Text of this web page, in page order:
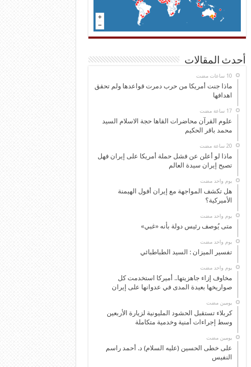
أحدث المقالات
ماذا جنت أمريكا من حرب دمرت قواعدها ولم تحقق
اهدافها
علوم القرآن محاضرات القاها حجة الاسلام السيد
محمد باقر الحكيم
ماذا لو أعلن عن فشل حملة أمريكا على إيران فهل
تصبح إيران سيدة العالم
‏يوم واحد مضت
هل تكشف المواجهة مع إيران أفول الهيمنة
الأميركية؟
‏يوم واحد مضت
متى يُوصف رئيس دولة بأنه «غبي»
‏يوم واحد مضت
تفسير الميزان : السيد الطباطبائي
‏يوم واحد مضت
مخاوف إزاء جاهزيتها.. أميركا استخدمت كل
صواريخها بعيدة المدى في عدوانها على إيران
‏يومين مضت
كربلاء تستقبل الحشود المليونية لزيارة الأربعين
وسط إجراءات أمنية وخدمية متكاملة
‏يومين مضت
على خطى الحسين (عليه السلام) د. أحمد راسم
النفيس